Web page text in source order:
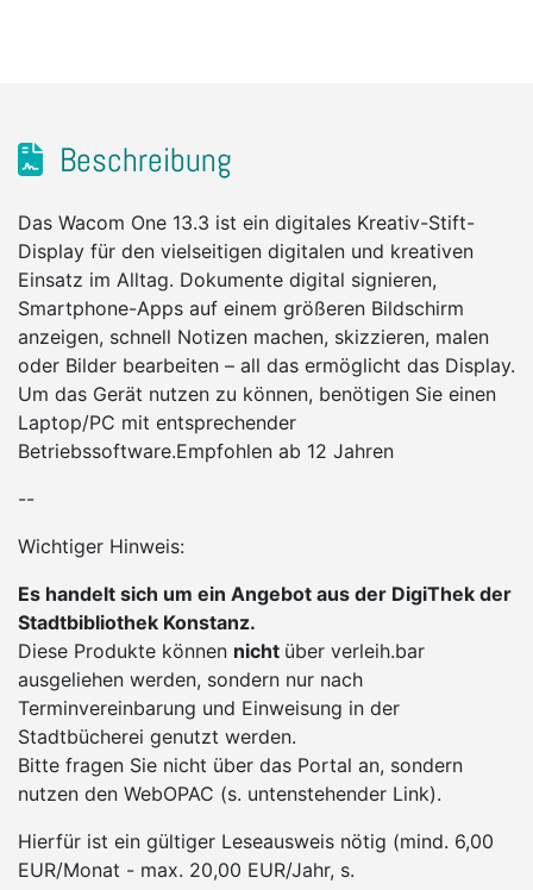
Beschreibung
Das Wacom One 13.3 ist ein digitales Kreativ-Stift-
Display für den vielseitigen digitalen und kreativen
Einsatz im Alltag. Dokumente digital signieren,
Smartphone-Apps auf einem größeren Bildschirm
anzeigen, schnell Notizen machen, skizzieren, malen
oder Bilder bearbeiten – all das ermöglicht das Display.
Um das Gerät nutzen zu können, benötigen Sie einen
Laptop/PC mit entsprechender
Betriebssoftware.Empfohlen ab 12 Jahren
--
Wichtiger Hinweis:
Es handelt sich um ein Angebot aus der DigiThek der
Stadtbibliothek Konstanz.
Diese Produkte können nicht über verleih.bar
ausgeliehen werden, sondern nur nach
Terminvereinbarung und Einweisung in der
Stadtbücherei genutzt werden.
Bitte fragen Sie nicht über das Portal an, sondern
nutzen den WebOPAC (s. untenstehender Link).
Hierfür ist ein gültiger Leseausweis nötig (mind. 6,00
EUR/Monat - max. 20,00 EUR/Jahr, s.